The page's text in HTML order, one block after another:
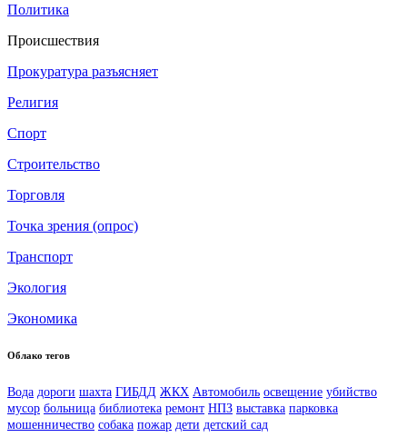
Политика
Происшествия
Прокуратура разъясняет
Религия
Спорт
Строительство
Торговля
Точка зрения (опрос)
Транспорт
Экология
Экономика
Облако тегов
Вода дороги шахта ГИБДД ЖКХ Автомобиль освещение убийство
мусор больница библиотека ремонт НПЗ выставка парковка
мошенничество собака пожар дети детский сад